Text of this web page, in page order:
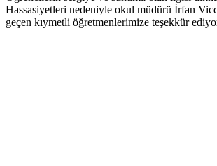
Hassasiyetleri nedeniyle okul müdürü İrfan
geçen kıymetli öğretmenlerimize teşekkür